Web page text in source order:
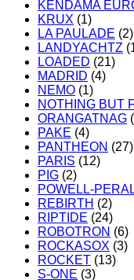
KENDAMA
KRUX (1)
LA PAULADE (2)
LANDYACHTZ
LOADED (21)
MADRID (4)
NEMO (1)
NOTHING BUT
ORANGATNAG
PAKE (4)
PANTHEON (27)
PARIS (12)
PIG (2)
POWELL-
REBIRTH (2)
RIPTIDE (24)
ROBOTRON (6)
ROCKASOX (3)
ROCKET (13)
S-ONE (3)